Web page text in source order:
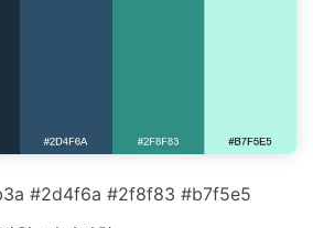
#2d4f6a #2f8f83 #b7f5e5